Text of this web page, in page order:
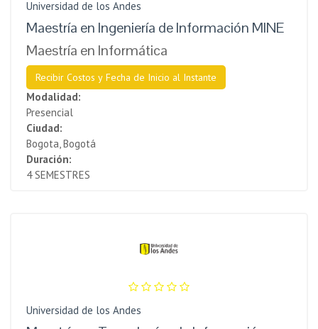
Universidad de los Andes
Maestría en Ingeniería de Información MINE
Maestría en Informática
Recibir Costos y Fecha de Inicio al Instante
Modalidad:
Presencial
Ciudad:
Bogota, Bogotá
Duración:
4 SEMESTRES
Universidad de los Andes